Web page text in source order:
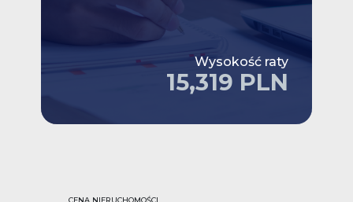
Wysokość raty
15,319 PLN
CENA NIERUCHOMOŚCI